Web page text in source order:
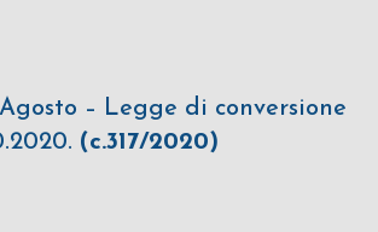
– Legge di conversione
(c.317/2020)